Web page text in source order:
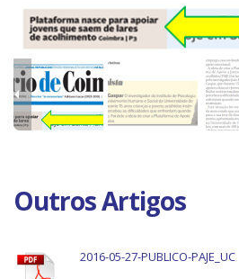
Outros Artigos
2016-05-27-PUBLICO-PAJE_UC